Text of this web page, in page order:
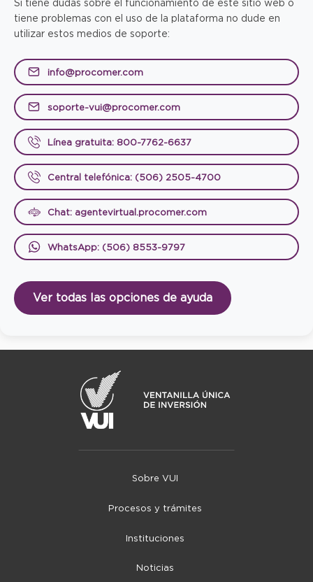
Si tiene dudas sobre el funcionamiento de este sitio web o
tiene problemas con el uso de la plataforma no dude en
utilizar estos medios de soporte:
info@procomer.com
soporte-vui@procomer.com
Línea gratuita: 800-7762-6637
Central telefónica: (506) 2505-4700
Chat: agentevirtual.procomer.com
WhatsApp: (506) 8553-9797
Ver todas las opciones de ayuda
Sobre VUI
Procesos y trámites
Instituciones
Noticias